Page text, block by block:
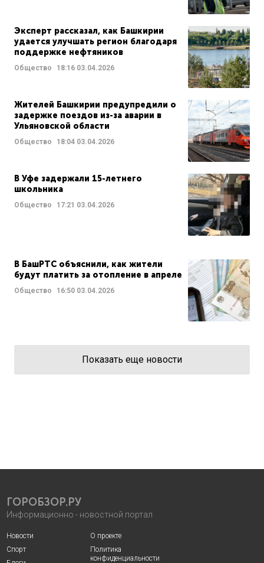
Эксперт рассказал, как Башкирии
удается улучшать регион благодаря
поддержке нефтяников
Общество 18:16 03.04.2026
Жителей Башкирии предупредили о
задержке поездов из-за аварии в
Ульяновской области
Общество 18:04 03.04.2026
В Уфе задержали 15-летнего
школьника
Общество 17:21 03.04.2026
В БашРТС объяснили, как жители
будут платить за отопление в апреле
Общество 16:50 03.04.2026
Показать еще новости
ГОРОБЗОР.РУ
Информационно - новостной портал
Новости
Спорт
О проекте
Политика
конфиденциальности